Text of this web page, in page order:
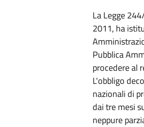
La Legge
2011, ha
Pubblica
procedere al
L'obbligo
nazionali di
dai tre mesi
neppure